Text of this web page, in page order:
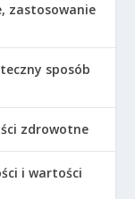
zastosowanie
sposób
zdrowotne
i wartości